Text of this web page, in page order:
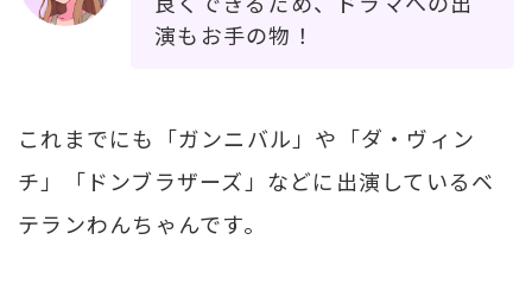
演もお手の物！
これまでにも「ガンニバル」や「ダ・ヴィン
チ」「ドンブラザーズ」などに出演しているベ
テランわんちゃんです。